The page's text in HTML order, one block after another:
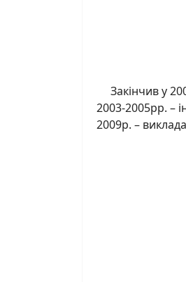
Закінчив у
2003-2005рр. –
2009р. –